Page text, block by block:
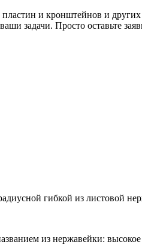
и кронштейнов и
задачи. Просто оставьте
гибкой из листовой
из нержавейки: